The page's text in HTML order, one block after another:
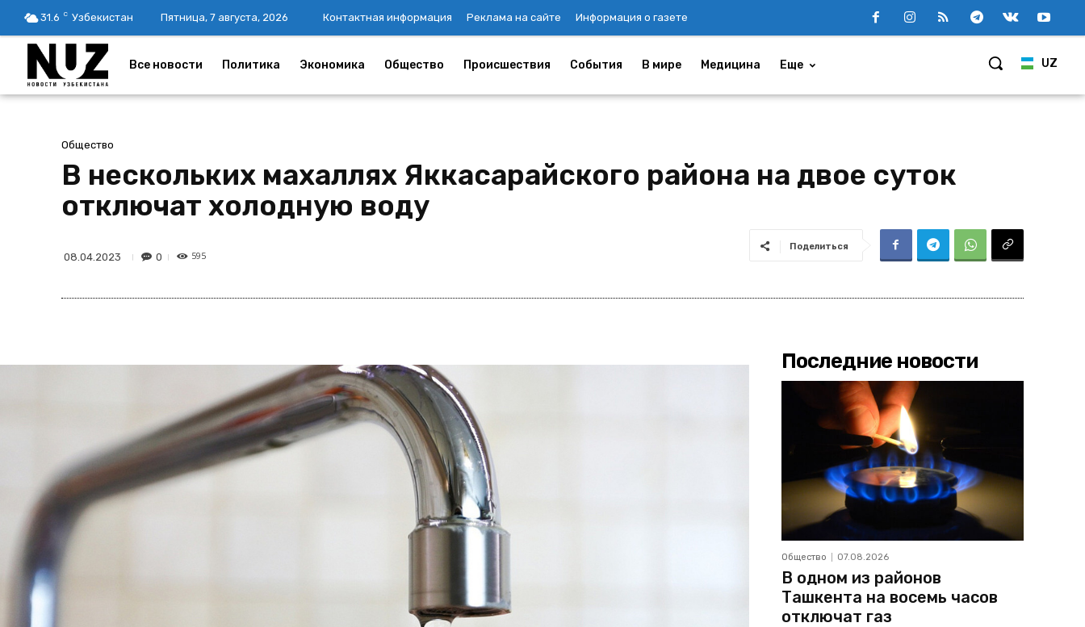
31.6 C Узбекистан Пятница, 7 августа, 2026 Контактная информация Реклама на сайте Информация о газете
UZ
Все новости Политика Экономика Общество Происшествия События В мире Медицина Еще
Общество
В нескольких махаллях Яккасарайского района на двое суток
отключат холодную воду
08.04.2023 0 595
Поделиться
Последние новости
Общество 07.08.2026
В одном из районов
Ташкента на восемь часов
отключат газ